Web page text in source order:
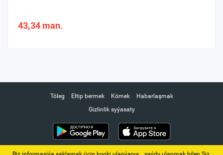
43,34 man.
Töleg Eltip bermek Kömek
Habarlaşmak
Gizlinlik syýasaty